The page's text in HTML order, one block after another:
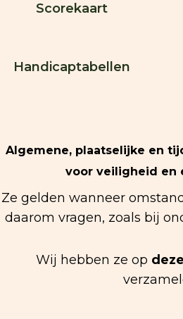
Scorekaart
Handicaptabellen
Algemene, plaatselijke en
voor veiligheid en
Ze gelden wanneer
daarom vragen, zoals bij
Wij hebben ze op